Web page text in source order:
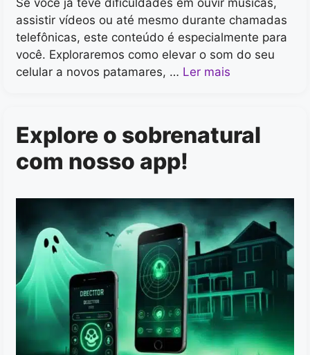
Se você já teve dificuldades em ouvir músicas,
assistir vídeos ou até mesmo durante chamadas
telefônicas, este conteúdo é especialmente para
você. Exploraremos como elevar o som do seu
celular a novos patamares, … Ler mais
Explore o sobrenatural
com nosso app!